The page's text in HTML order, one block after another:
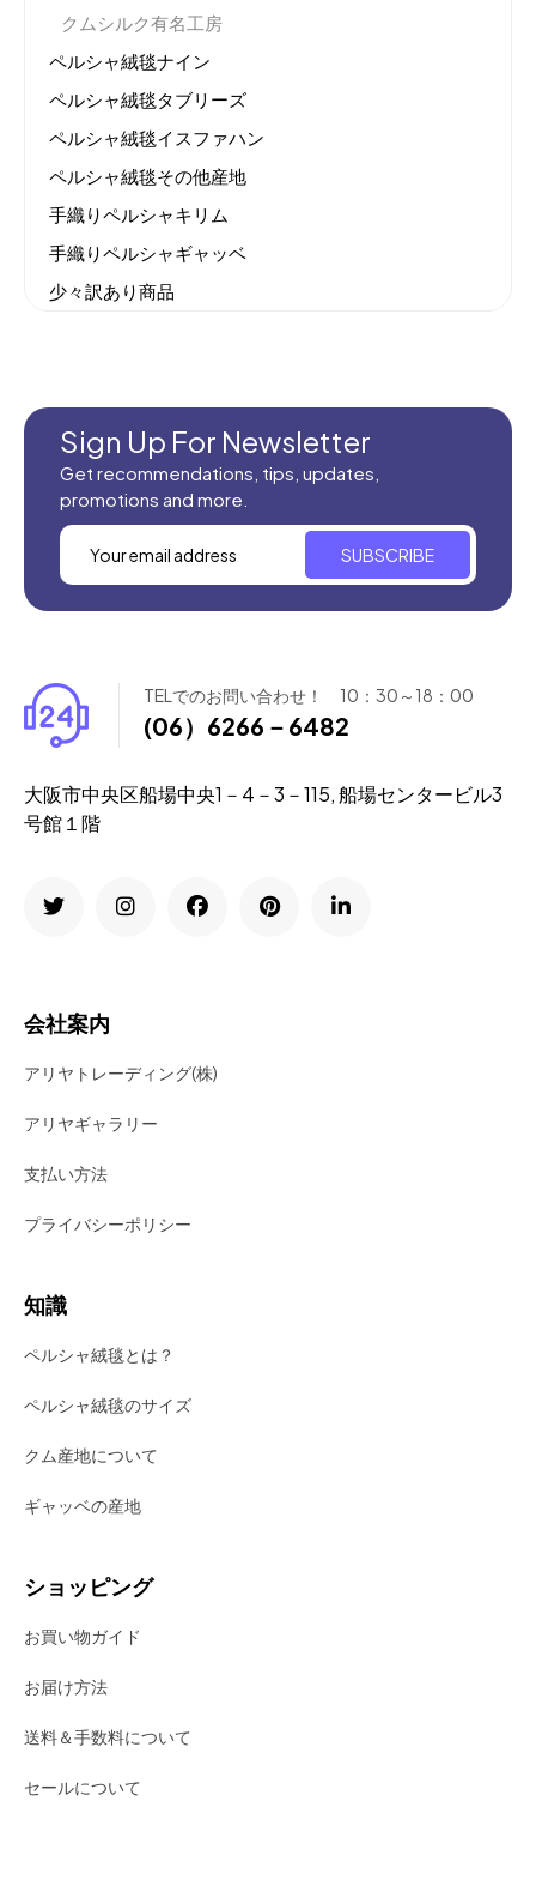
クムシルク有名工房
ペルシャ絨毯ナイン
ペルシャ絨毯タブリーズ
ペルシャ絨毯イスファハン
ペルシャ絨毯その他産地
手織りペルシャキリム
手織りペルシャギャッベ
少々訳あり商品
新商品入荷
Sign Up For Newsletter
Get recommendations, tips, updates,
promotions and more.
SUBSCRIBE
TELでのお問い合わせ！ 10：30～18：00
(06）6266－6482
大阪市中央区船場中央1－4－3－115, 船場センタービル3
号館１階
会社案内
アリヤトレーディング(株)
アリヤギャラリー
支払い方法
プライバシーポリシー
知識
ペルシャ絨毯とは？
ペルシャ絨毯のサイズ
クム産地について
ギャッベの産地
ショッピング
お買い物ガイド
お届け方法
送料＆手数料について
セールについて